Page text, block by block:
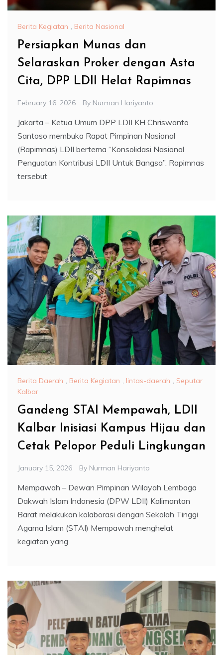
Berita Kegiatan , Berita Nasional
Persiapkan Munas dan
Selaraskan Proker dengan Asta
Cita, DPP LDII Helat Rapimnas
February 16, 2026 By Nurman Hariyanto
Jakarta – Ketua Umum DPP LDII KH Chriswanto
Santoso membuka Rapat Pimpinan Nasional
(Rapimnas) LDII bertema “Konsolidasi Nasional
Penguatan Kontribusi LDII Untuk Bangsa”. Rapimnas
tersebut
Berita Daerah , Berita Kegiatan , lintas-daerah , Seputar
Kalbar
Gandeng STAI Mempawah, LDII
Kalbar Inisiasi Kampus Hijau dan
Cetak Pelopor Peduli Lingkungan
January 15, 2026 By Nurman Hariyanto
Mempawah – Dewan Pimpinan Wilayah Lembaga
Dakwah Islam Indonesia (DPW LDII) Kalimantan
Barat melakukan kolaborasi dengan Sekolah Tinggi
Agama Islam (STAI) Mempawah menghelat
kegiatan yang